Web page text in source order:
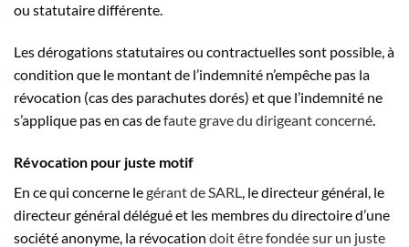
ou statutaire différente.
Les dérogations statutaires ou contractuelles sont possible, à
condition que le montant de l’indemnité n’empêche pas la
révocation (cas des parachutes dorés) et que l’indemnité ne
s’applique pas en cas defaute grave du dirigeant concerné.
Révocation pour juste motif
En ce qui concerne legérant de SARL, le directeur général, le
directeur général délégué et les membres du directoire d’une
société anonyme, la révocation doit être fondée sur un juste